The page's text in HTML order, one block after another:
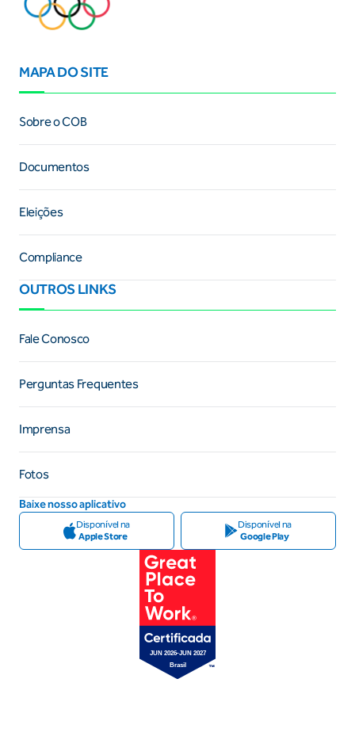
MAPA DO SITE
Sobre o COB
Documentos
Eleições
Compliance
OUTROS LINKS
Fale Conosco
Perguntas Frequentes
Imprensa
Fotos
Baixe nosso aplicativo
Disponível na
Apple Store
Disponível na
Google Play